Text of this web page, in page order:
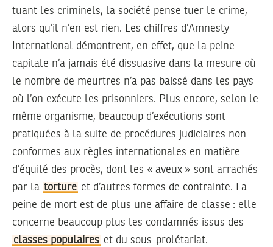
tuant les criminels, la société pense tuer le crime,
alors qu’il n’en est rien. Les chiffres d’Amnesty
International démontrent, en effet, que la peine
capitale n’a jamais été dissuasive dans la mesure où
le nombre de meurtres n’a pas baissé dans les pays
où l’on exécute les prisonniers. Plus encore, selon le
même organisme, beaucoup d’exécutions sont
pratiquées à la suite de procédures judiciaires non
conformes aux règles internationales en matière
d’équité des procès, dont les « aveux » sont arrachés
par la torture et d’autres formes de contrainte. La
peine de mort est de plus une affaire de classe : elle
concerne beaucoup plus les condamnés issus des
classes populaires et du sous-prolétariat.